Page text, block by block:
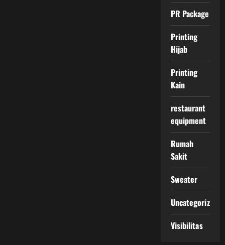
PR Package
Printing
Hijab
Printing
Kain
restaurant
equipment
Rumah
Sakit
Sweater
Uncategorized
Visibilitas